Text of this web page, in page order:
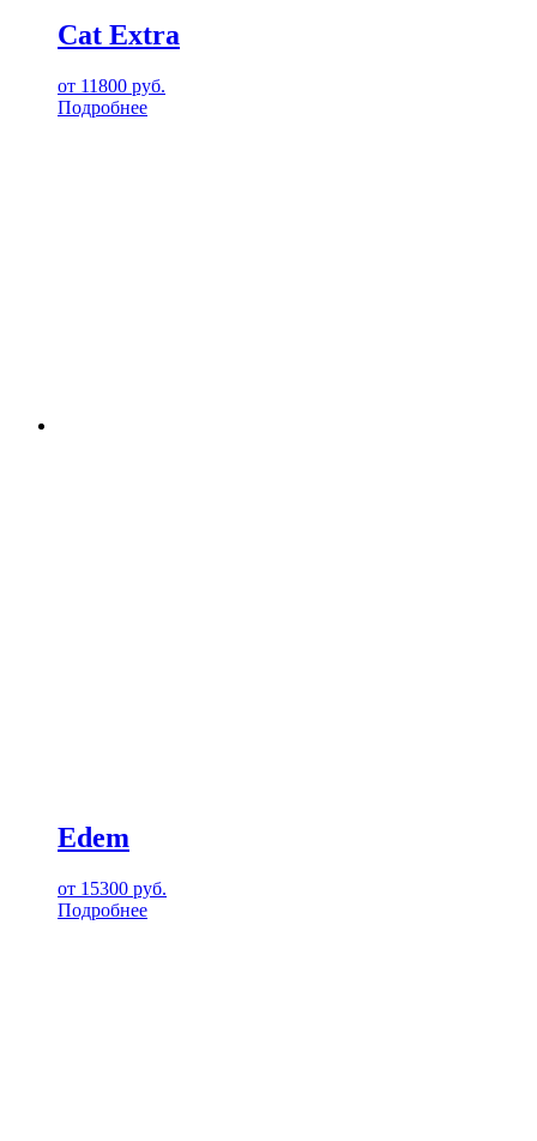
Cat Extra
от 11800 руб.
Подробнее
Edem
от 15300 руб.
Подробнее